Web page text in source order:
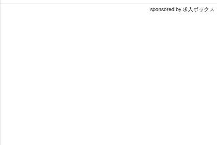
sponsored by 求人ボックス